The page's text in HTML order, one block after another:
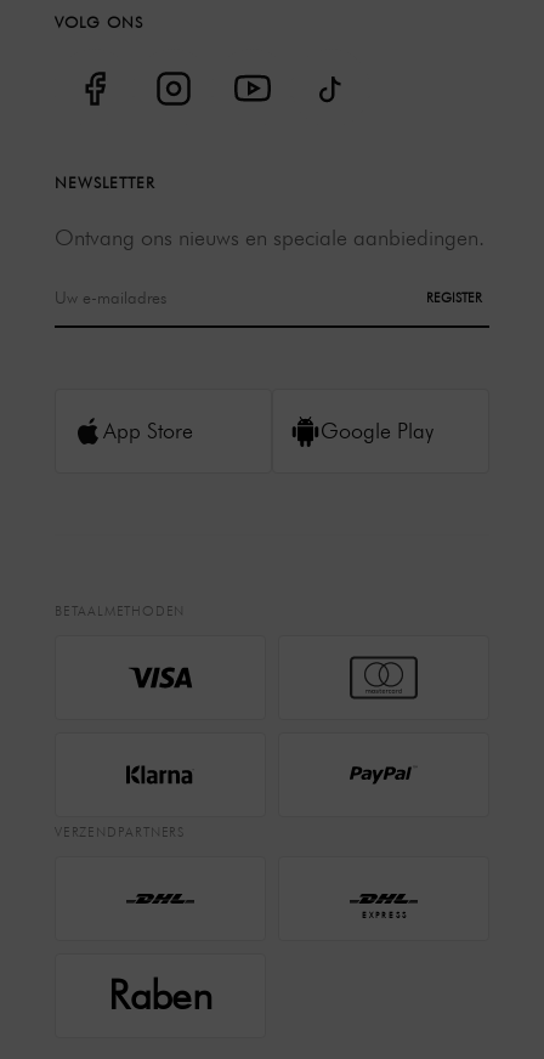
VOLG ONS
NEWSLETTER
Ontvang ons nieuws en speciale aanbiedingen.
REGISTER
App Store Google Play
BETAALMETHODEN
VERZENDPARTNERS
EXPRESS
Raben